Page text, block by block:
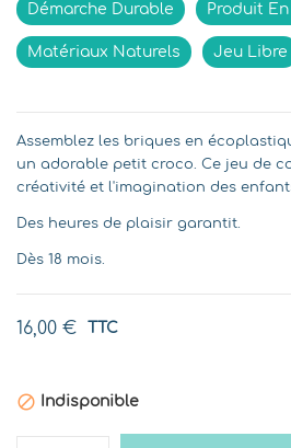
Démarche Durable Produit
Matériaux Naturels Jeu Libre
Assemblez les briques en
un adorable petit croco. Ce jeu de
créativité et l'imagination des
Des heures de plaisir garantit.
Dès 18 mois.
16,00 € TTC
 Indisponible